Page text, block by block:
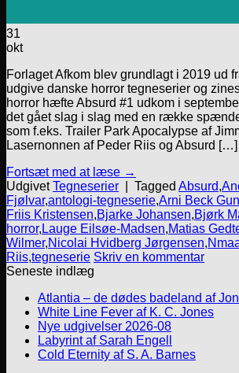
31
okt
Forlaget Afkom blev grundlagt i 2019 ud
udgive danske horror tegneserier og
horror hæfte Absurd #1 udkom i
det gået slag i slag med en række
som f.eks. Trailer Park Apocalypse af
Lasernonnen af Peder Riis og Absurd […]
Fortsæt med at læse →
UdgivetTegneserier Tagged Absurd,
Fjølvar,antologi-tegneserie,Arni Beck
Friis Kristensen,Bjarke Johansen,Bjørk
horror, Lauge Eilsøe-Madsen,Matias
Wilmer,Nicolai Hvidberg Jørgensen,
Riis,tegneserie Skriv en kommentar
Seneste indlæg
Atlantia – de dødes badeland af
White Line Fever af K. C. Jones
Nye udgivelser 2026-08
Labyrint af Sarah Engell
Cold Eternity af S. A. Barnes